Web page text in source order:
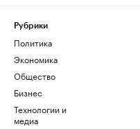
Рубрики
Политика
Экономика
Общество
Бизнес
Технологии и
медиа